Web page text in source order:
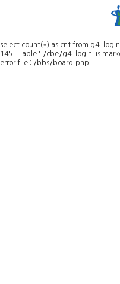
select count(*) as cnt from
145 : Table './cbe/g4_login' is
error file : /bbs/board.php